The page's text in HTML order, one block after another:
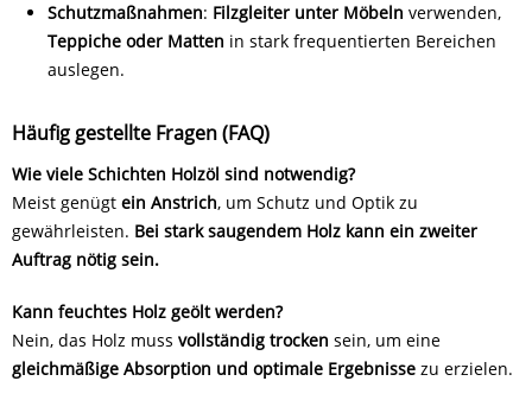
Schutzmaßnahmen: Filzgleiter unter Möbeln verwenden,
Teppiche oder Matten in stark frequentierten Bereichen
auslegen.
Häufig gestellte Fragen (FAQ)
Wie viele Schichten Holzöl sind notwendig?
Meist genügt ein Anstrich, um Schutz und Optik zu
gewährleisten. Bei stark saugendem Holz kann ein zweiter
Auftrag nötig sein.
Kann feuchtes Holz geölt werden?
Nein, das Holz muss vollständig trocken sein, um eine
gleichmäßige Absorption und optimale Ergebnisse zu erzielen.